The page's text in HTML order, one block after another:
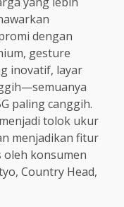
dengan
gesture
inovatif, layar
paling canggih.
tolok ukur
menjadikan fitur
oleh konsumen
Country Head,